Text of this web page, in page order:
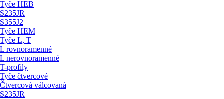
Tyče HEB
S235JR
S355J2
Tyče HEM
Tyče L, T
L rovnoramenné
L nerovnoramenné
T-profily
Tyče čtvercové
Čtvercová válcovaná
S235JR